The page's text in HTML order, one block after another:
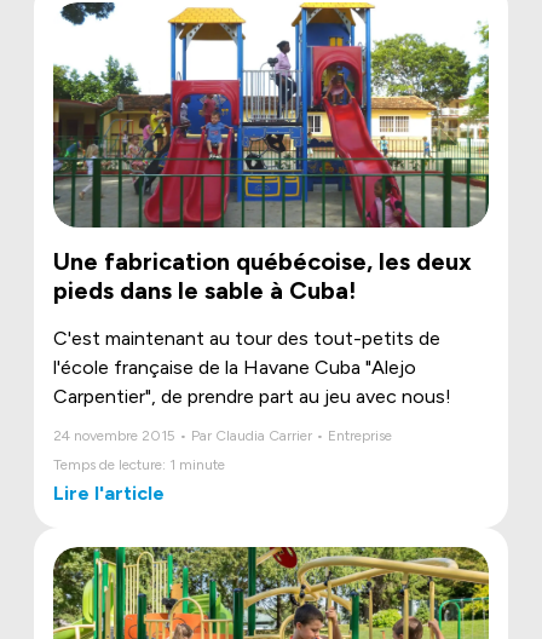
Une fabrication québécoise, les deux
pieds dans le sable à Cuba!
C'est maintenant au tour des tout-petits de
l'école française de la Havane Cuba "Alejo
Carpentier", de prendre part au jeu avec nous!
24 novembre 2015 • Par Claudia Carrier • Entreprise
Temps de lecture: 1 minute
Lire l'article